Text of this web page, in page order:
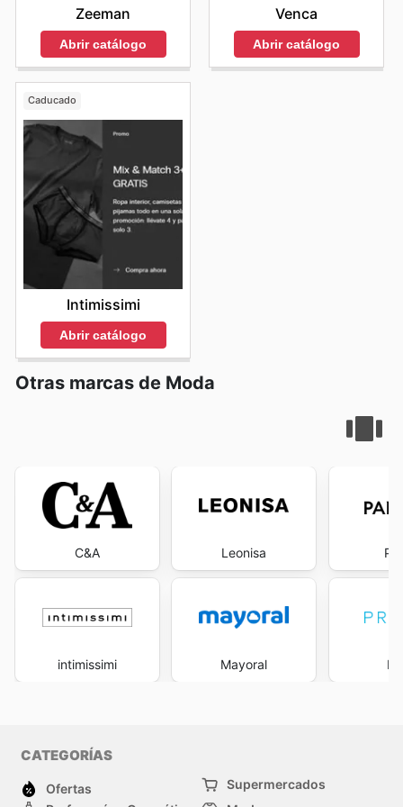
marca y sus propuestas. Stay up to date with Farrutx's
weekly ads and enjoy exclusive savings every day.
Zeeman
Abrir catálogo
Venca
Abrir catálogo
Caducado
Intimissimi
Abrir catálogo
Otras marcas de Moda
C&A
intimissimi
Leonisa
Mayoral
CATEGORÍAS
Ofertas
Supermercados